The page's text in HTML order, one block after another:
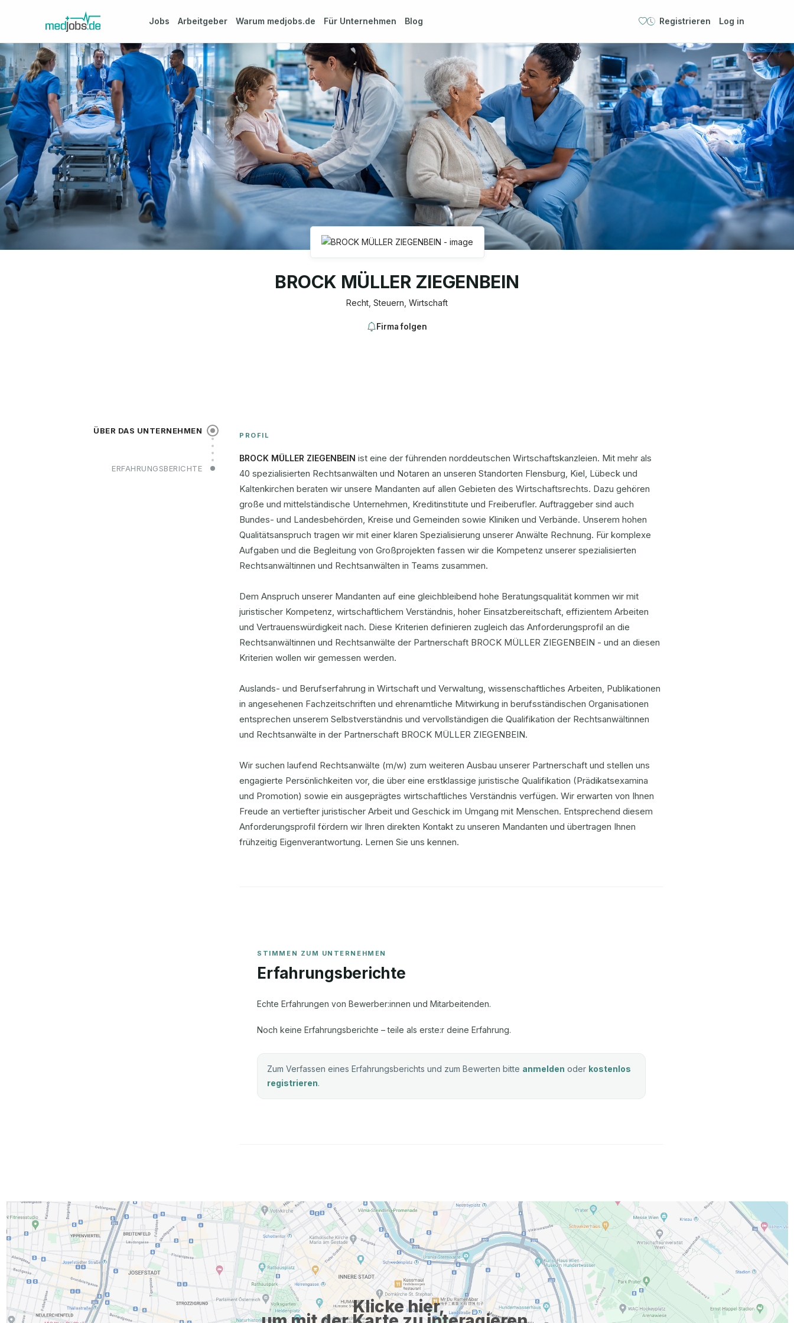
Jobs Arbeitgeber Warum medjobs.de Für Unternehmen Blog Registrieren Log in
BROCK MÜLLER ZIEGENBEIN
Recht, Steuern, Wirtschaft
Firma folgen
ÜBER DAS UNTERNEHMEN
ERFAHRUNGSBERICHTE
PROFIL
BROCK MÜLLER ZIEGENBEIN ist eine der führenden norddeutschen Wirtschaftskanzleien. Mit mehr als
40 spezialisierten Rechtsanwälten und Notaren an unseren Standorten Flensburg, Kiel, Lübeck und
Kaltenkirchen beraten wir unsere Mandanten auf allen Gebieten des Wirtschaftsrechts. Dazu gehören
große und mittelständische Unternehmen, Kreditinstitute und Freiberufler. Auftraggeber sind auch
Bundes- und Landesbehörden, Kreise und Gemeinden sowie Kliniken und Verbände. Unserem hohen
Qualitätsanspruch tragen wir mit einer klaren Spezialisierung unserer Anwälte Rechnung. Für komplexe
Aufgaben und die Begleitung von Großprojekten fassen wir die Kompetenz unserer spezialisierten
Rechtsanwältinnen und Rechtsanwälten in Teams zusammen.
Dem Anspruch unserer Mandanten auf eine gleichbleibend hohe Beratungsqualität kommen wir mit
juristischer Kompetenz, wirtschaftlichem Verständnis, hoher Einsatzbereitschaft, effizientem Arbeiten
und Vertrauenswürdigkeit nach. Diese Kriterien definieren zugleich das Anforderungsprofil an die
Rechtsanwältinnen und Rechtsanwälte der Partnerschaft BROCK MÜLLER ZIEGENBEIN - und an diesen
Kriterien wollen wir gemessen werden.
Auslands- und Berufserfahrung in Wirtschaft und Verwaltung, wissenschaftliches Arbeiten, Publikationen
in angesehenen Fachzeitschriften und ehrenamtliche Mitwirkung in berufsständischen Organisationen
entsprechen unserem Selbstverständnis und vervollständigen die Qualifikation der Rechtsanwältinnen
und Rechtsanwälte in der Partnerschaft BROCK MÜLLER ZIEGENBEIN.
Wir suchen laufend Rechtsanwälte (m/w) zum weiteren Ausbau unserer Partnerschaft und stellen uns
engagierte Persönlichkeiten vor, die über eine erstklassige juristische Qualifikation (Prädikatsexamina
und Promotion) sowie ein ausgeprägtes wirtschaftliches Verständnis verfügen. Wir erwarten von Ihnen
Freude an vertiefter juristischer Arbeit und Geschick im Umgang mit Menschen. Entsprechend diesem
Anforderungsprofil fördern wir Ihren direkten Kontakt zu unseren Mandanten und übertragen Ihnen
frühzeitig Eigenverantwortung. Lernen Sie uns kennen.
Erfahrungsberichte
Echte Erfahrungen von Bewerber:innen und Mitarbeitenden.
Noch keine Erfahrungsberichte – teile als erste:r deine Erfahrung.
Zum Verfassen eines Erfahrungsberichts und zum Bewerten bitte anmelden oder kostenlos
registrieren.
Klicke hier,